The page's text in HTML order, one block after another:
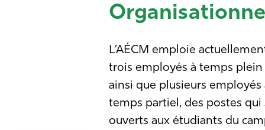
L’AÉCM emploie
trois employés à temps plein
ainsi que plusieurs employés
temps partiel, des postes qui
ouverts aux étudiants du